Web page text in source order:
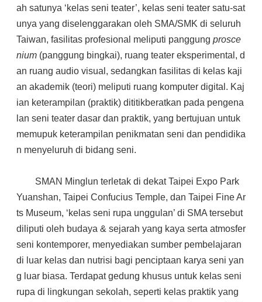
ah satunya ‘kelas seni teater’, kelas seni teater satu-sat
unya yang diselenggarakan oleh SMA/SMK di seluruh
Taiwan, fasilitas profesional meliputi panggung prosce
nium (panggung bingkai), ruang teater eksperimental, d
an ruang audio visual, sedangkan fasilitas di kelas kaji
an akademik (teori) meliputi ruang komputer digital. Kaj
ian keterampilan (praktik) dititikberatkan pada pengena
lan seni teater dasar dan praktik, yang bertujuan untuk
memupuk keterampilan penikmatan seni dan pendidika
n menyeluruh di bidang seni.
SMAN Minglun terletak di dekat Taipei Expo Park
Yuanshan, Taipei Confucius Temple, dan Taipei Fine Ar
ts Museum, ‘kelas seni rupa unggulan’ di SMA tersebut
diliputi oleh budaya & sejarah yang kaya serta atmosfer
seni kontemporer, menyediakan sumber pembelajaran
di luar kelas dan nutrisi bagi penciptaan karya seni yan
g luar biasa. Terdapat gedung khusus untuk kelas seni
rupa di lingkungan sekolah, seperti kelas praktik yang